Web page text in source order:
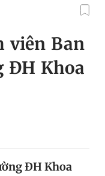
viên Ban
ĐH Khoa
ĐH Khoa